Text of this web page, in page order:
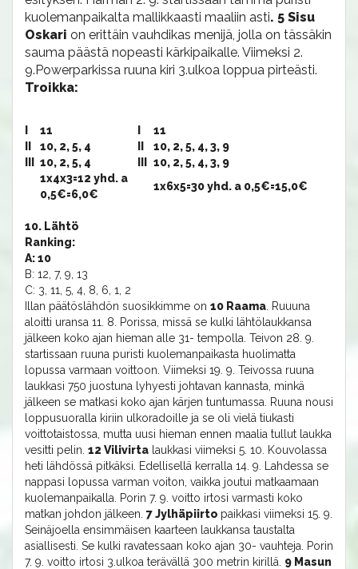
kuolemanpaikalta mallikkaasti maaliin asti. 5 Sisu
Oskari on erittäin vauhdikas menijä, jolla on tässäkin
sauma päästä nopeasti kärkipaikalle. Viimeksi 2.
9.Powerparkissa ruuna kiri 3.ulkoa loppua pirteästi.
Troikka:
11
11
10, 2, 5, 4
10, 2, 5, 4, 3, 9
10, 2, 5, 4
10, 2, 5, 4, 3, 9
1x4x3=12 yhd. a
0,5€=6,0€
1x6x5=30 yhd. a 0,5€=15,0€
10. Lähtö
Ranking:
A: 10
B: 12, 7, 9, 13
C: 3, 11, 5, 4, 8, 6, 1, 2
Illan päätöslähdön suosikkimme on 10 Raama . Ruuuna
aloitti uransa 11. 8. Porissa, missä se kulki lähtölaukkansa
jälkeen koko ajan hieman alle 31- tempolla. Teivon 28. 9.
startissaan ruuna puristi kuolemanpaikasta huolimatta
lopussa varmaan voittoon. Viimeksi 19. 9. Teivossa ruuna
laukkasi 750 juostuna lyhyesti johtavan kannasta, minkä
jälkeen se matkasi koko ajan kärjen tuntumassa. Ruuna nousi
loppusuoralla kiriin ulkoradoille ja se oli vielä tiukasti
voittotaistossa, mutta uusi hieman ennen maalia tullut laukka
vesitti pelin. 12 Vilivirta laukkasi viimeksi 5. 10. Kouvolassa
heti lähdössä pitkäksi. Edellisellä kerralla 14. 9. Lahdessa se
nappasi lopussa varman voiton, vaikka joutui matkaamaan
kuolemanpaikalla. Porin 7. 9. voitto irtosi varmasti koko
matkan johdon jälkeen. 7 Jylhäpiirto paikkasi viimeksi 15. 9.
Seinäjoella ensimmäisen kaarteen laukkansa taustalta
asiallisesti. Se kulki ravatessaan koko ajan 30- vauhteja. Porin
7. 9. voitto irtosi 3.ulkoa terävällä 300 metrin kirillä. 9 Masun